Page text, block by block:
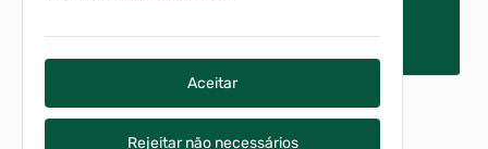
Agricultura oferece
deseja...
01/08/2026 14h58
Aceitar
Rejeitar não necessários